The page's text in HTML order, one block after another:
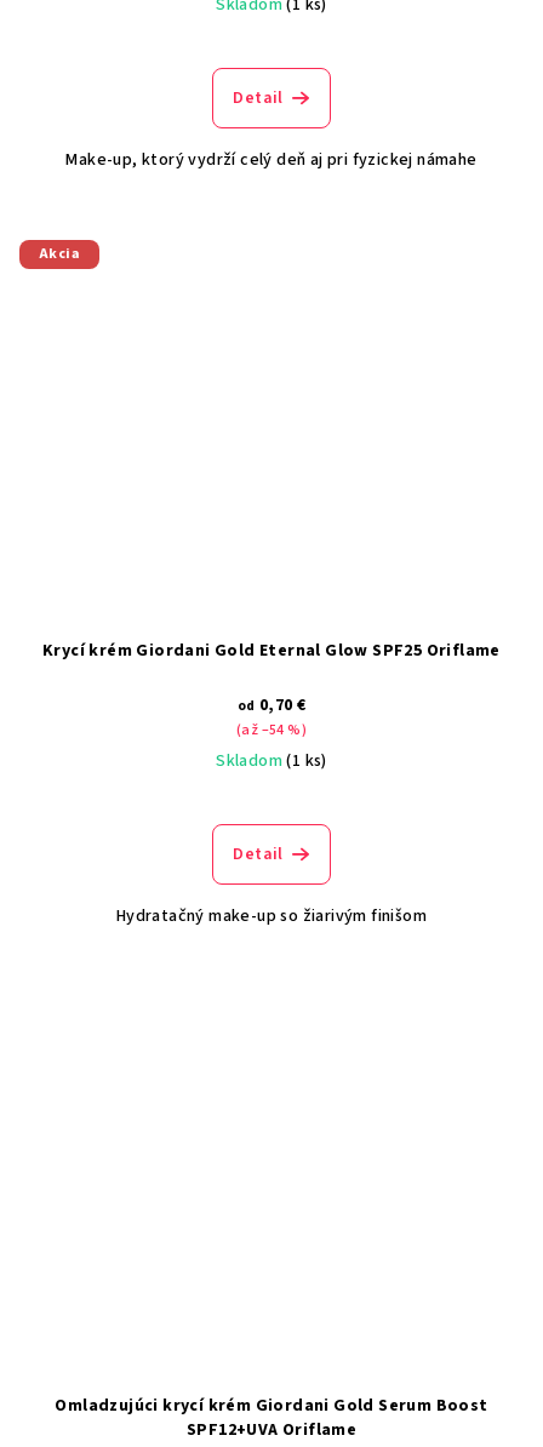
Detail
Make-up, ktorý vydrží celý deň aj pri fyzickej námahe
Akcia
Krycí krém Giordani Gold Eternal Glow SPF25 Oriflame
od 0,70 €
(až –54 %)
Skladom(1 ks)
Detail
Hydratačný make-up so žiarivým finišom
Omladzujúci krycí krém Giordani Gold Serum Boost
SPF12+UVA Oriflame